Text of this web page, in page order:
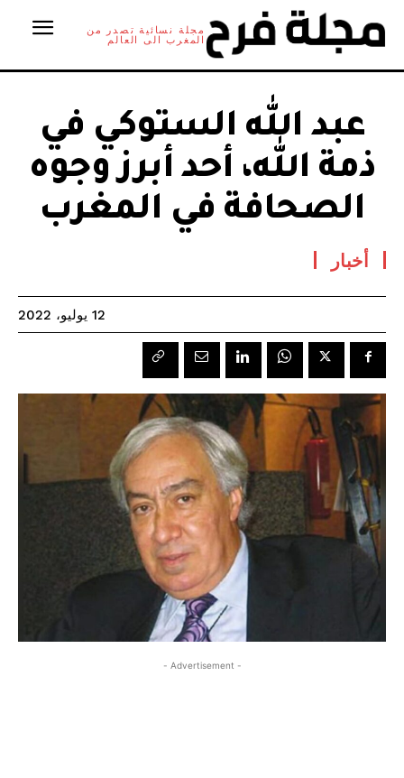
مجلة نسائية تصدر من
المغرب الى العالم
عبد الله الستوكي في
ذمة الله، أحد أبرز وجوه
الصحافة في المغرب
أخبار
12 يوليو، 2022
- Advertisement -